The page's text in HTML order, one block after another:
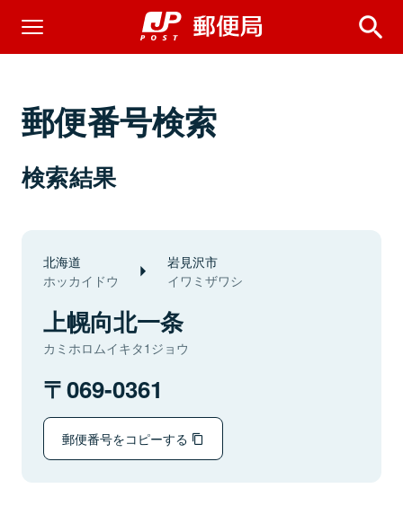
郵便番号検索
検索結果
北海道
ホッカイドウ
岩見沢市
イワミザワシ
上幌向北一条
カミホロムイキタ1ジョウ
069-0361
郵便番号をコピーする